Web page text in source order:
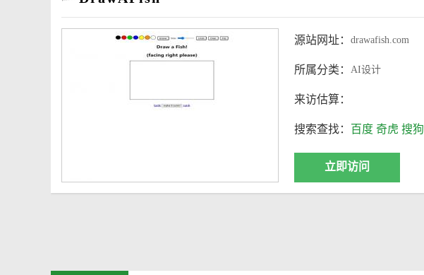
源站网址： drawafish.com
所属分类： AI设计
来访估算：
搜索查找： 百度 奇虎 搜狗
立即访问